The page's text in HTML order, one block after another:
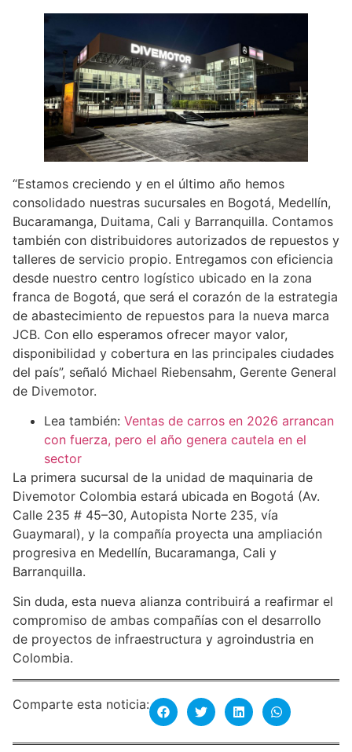
“Estamos creciendo y en el último año hemos
consolidado nuestras sucursales en Bogotá, Medellín,
Bucaramanga, Duitama, Cali y Barranquilla. Contamos
también con distribuidores autorizados de repuestos y
talleres de servicio propio. Entregamos con eficiencia
desde nuestro centro logístico ubicado en la zona
franca de Bogotá, que será el corazón de la estrategia
de abastecimiento de repuestos para la nueva marca
JCB. Con ello esperamos ofrecer mayor valor,
disponibilidad y cobertura en las principales ciudades
del país”, señaló Michael Riebensahm, Gerente General
de Divemotor.
Lea también: Ventas de carros en 2026 arrancan
con fuerza, pero el año genera cautela en el
sector
La primera sucursal de la unidad de maquinaria de
Divemotor Colombia estará ubicada en Bogotá (Av.
Calle 235 # 45–30, Autopista Norte 235, vía
Guaymaral), y la compañía proyecta una ampliación
progresiva en Medellín, Bucaramanga, Cali y
Barranquilla.
Sin duda, esta nueva alianza contribuirá a reafirmar el
compromiso de ambas compañías con el desarrollo
de proyectos de infraestructura y agroindustria en
Colombia.
Comparte esta noticia: